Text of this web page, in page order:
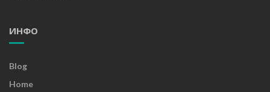
ИНФО
Blog
Home